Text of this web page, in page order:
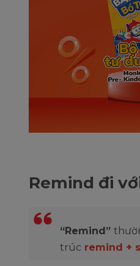
Remind đi
“Remind”
trúc remind +